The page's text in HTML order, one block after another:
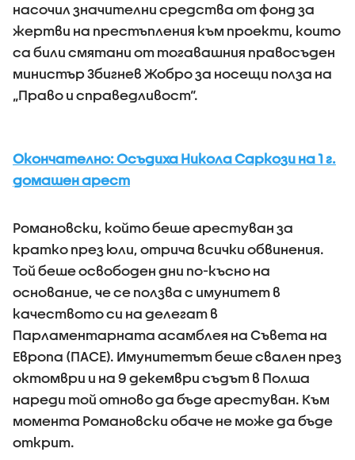
насочил значителни средства от фонд за
жертви на престъпления към проекти, които
са били смятани от тогавашния правосъден
министър Збигнев Жобро за носещи полза на
„Право и справедливост“.
Окончателно: Осъдиха Никола Саркози на 1 г.
домашен арест
Романовски, който беше арестуван за
кратко през юли, отрича всички обвинения.
Той беше освободен дни по-късно на
основание, че се ползва с имунитет в
качеството си на делегат в
Парламентарната асамблея на Съвета на
Европа (ПАСЕ). Имунитетът беше свален през
октомври и на 9 декември съдът в Полша
нареди той отново да бъде арестуван. Към
момента Романовски обаче не може да бъде
открит.